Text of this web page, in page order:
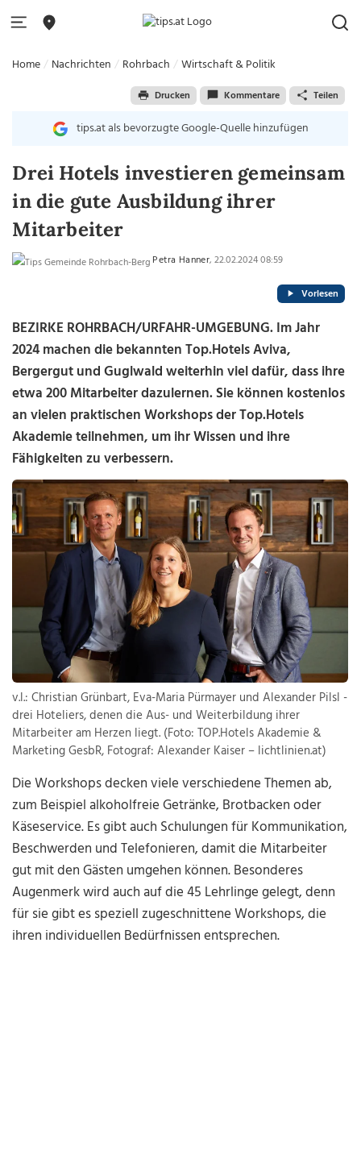
Home Nachrichten Rohrbach Wirtschaft & Politik
Drucken Kommentare Teilen
tips.at als bevorzugte Google-Quelle hinzufügen
Drei Hotels investieren gemeinsam
in die gute Ausbildung ihrer
Mitarbeiter
Petra Hanner, 22.02.2024 08:59
Vorlesen
BEZIRKE ROHRBACH/URFAHR-UMGEBUNG.Im Jahr
2024 machen die bekannten Top.Hotels Aviva,
Bergergut und Guglwald weiterhin viel dafür, dass ihre
etwa 200 Mitarbeiter dazulernen. Sie können kostenlos
an vielen praktischen Workshops der Top.Hotels
Akademie teilnehmen, um ihr Wissen und ihre
Fähigkeiten zu verbessern.
v.l.: Christian Grünbart, Eva-Maria Pürmayer und Alexander Pilsl -
drei Hoteliers, denen die Aus- und Weiterbildung ihrer
Mitarbeiter am Herzen liegt. (Foto: TOP.Hotels Akademie &
Marketing GesbR, Fotograf: Alexander Kaiser – lichtlinien.at)
Die Workshops decken viele verschiedene Themen ab,
zum Beispiel alkoholfreie Getränke, Brotbacken oder
Käseservice. Es gibt auch Schulungen für Kommunikation,
Beschwerden und Telefonieren, damit die Mitarbeiter
gut mit den Gästen umgehen können. Besonderes
Augenmerk wird auch auf die 45 Lehrlinge gelegt, denn
für sie gibt es speziell zugeschnittene Workshops, die
ihren individuellen Bedürfnissen entsprechen.